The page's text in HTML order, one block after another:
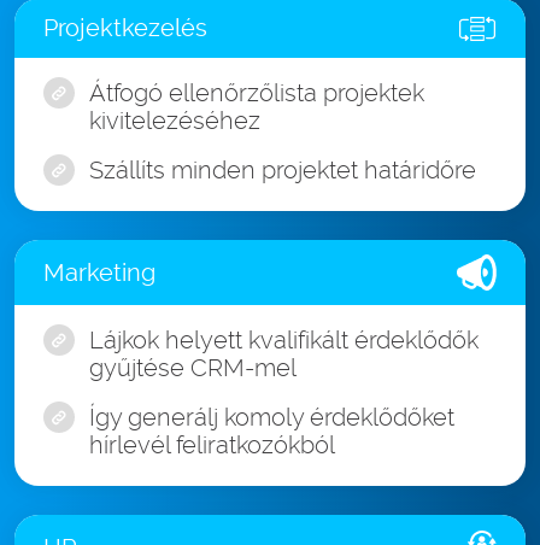
Projektkezelés
Átfogó ellenőrzőlista projektek
kivitelezéséhez
Szállíts minden projektet határidőre
Marketing
Lájkok helyett kvalifikált érdeklődők
gyűjtése CRM-mel
Így generálj komoly érdeklődőket
hírlevél feliratkozókból